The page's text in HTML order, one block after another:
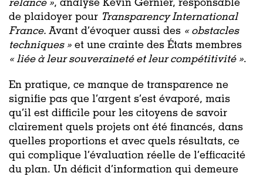
relance », analyse Kévin Gernier, responsable
de plaidoyer pour Transparency International
France. Avant d’évoquer aussi des « obstacles
techniques » et une crainte des États membres
« liée à leur souveraineté et leur compétitivité ».
En pratique, ce manque de transparence ne
signifie pas que l’argent s’est évaporé, mais
qu’il est difficile pour les citoyens de savoir
clairement quels projets ont été financés, dans
quelles proportions et avec quels résultats, ce
qui complique l’évaluation réelle de l’efficacité
du plan. Un déficit d’information qui demeure